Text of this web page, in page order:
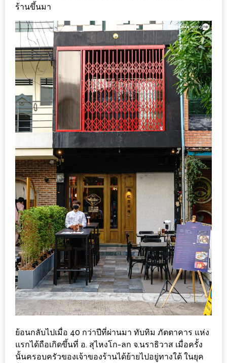
แซ่บ
แม่ค้า
สวย
ร้าน
รวย
เสน่ห์
ของ
เชียงใหม่
ที่
ต้อง
ไป
ลอง
16
ร้าน
อร่อย
ที่
ต้อง
มา
ลอง
ถนน
คน
เดิน
วัน
อาทิตย์
ท่าแพ
ร้านขึ้นมา
ย้อนกลับไปเมื่อ 40 กว่าปีที่ผ่านมา ทับทิม ภัตตาคาร แห่ง
แรกได้ถือเกิดขึ้นที่ อ. สุไหงโก-ลก จ.นราธิวาส เมื่อครั้ง
นั้นครอบครัวของเจ้าของร้านได้ย้ายไปอยู่ทางใต้ ในยุค